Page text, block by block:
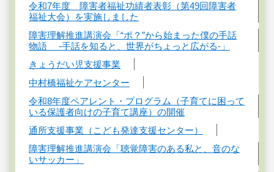
令和7年度 障害者福祉功績者表彰（第49回障害者
福祉大会）を実施しました
障害理解推進講演会「“ポ？”から始まった僕の手話
物語 ‐手話を知ると、世界がちょっと広がる‐」
きょうだい児支援事業
中村橋福祉ケアセンター
令和8年度ペアレント・プログラム（子育てに困って
いる保護者向けの子育て講座）の開催
通所支援事業（こども発達支援センター）
障害理解推進講演会「聴覚障害のある私と、音のな
いサッカー」